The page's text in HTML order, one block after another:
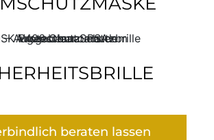
beraten lassen